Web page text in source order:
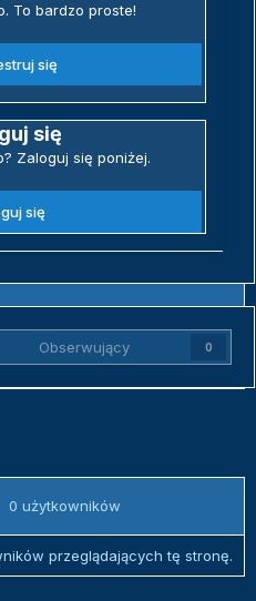
To bardzo proste!
się
się
Zaloguj się poniżej.
się
Obserwujący 0
0 użytkowników
przeglądających tę stronę.